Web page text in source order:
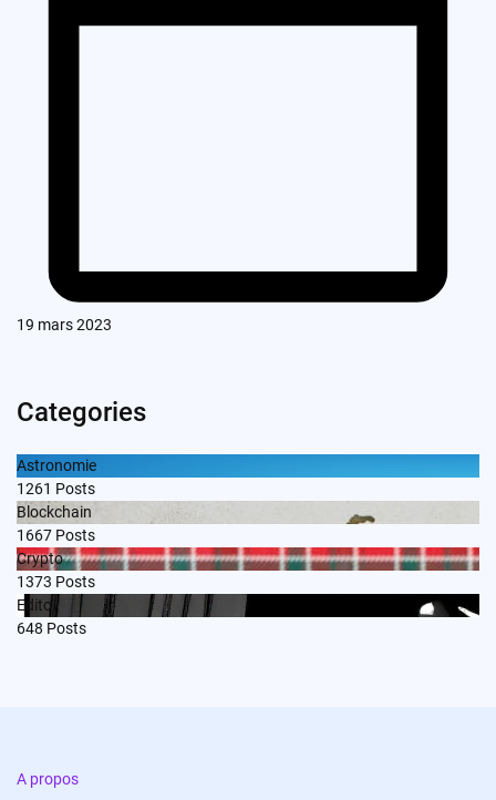
19 mars 2023
Categories
Astronomie
1261 Posts
Blockchain
1667 Posts
Crypto
1373 Posts
Edito
648 Posts
A propos